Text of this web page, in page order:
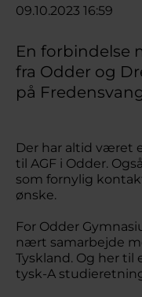
09.10.2023 16:59
En forbindelse
fra Odder og
på
Der har altid været
til AGF i Odder.
som fornylig
ønske.
For Odder
nært samarbejde
Tyskland. Og her til
tysk-A